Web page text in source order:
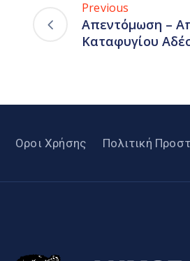
Previous
Απεντόμωση –
Καταφυγίου
Οροι Χρήσης Πολιτική